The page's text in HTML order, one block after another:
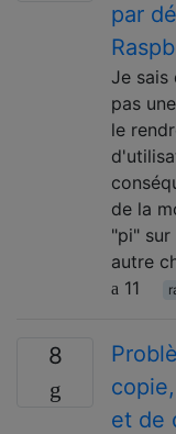
par
Je sais
pas
le
de la
"pi" sur
autre
11
8
et de